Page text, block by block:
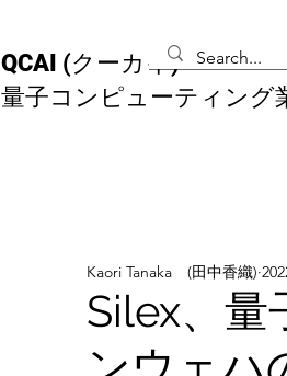
QCAI (クーカイ)
量子コンピューティング
Silex、量
ンウェハ
Kaori Tanaka (田中香織)